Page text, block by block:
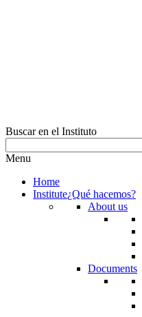
Buscar en el Instituto
Menu
Home
Institute¿Qué hacemos?
About us
Documents